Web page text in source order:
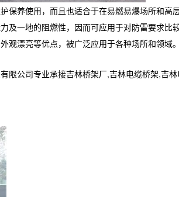
养使用，而且也适合于在易燃易爆场所和
一地的阻燃性，因而可应用于对防雷要求比较
漂亮等优点，被广泛应用于各种场所和领域。
限公司专业承接吉林桥架厂,吉林电缆桥架,吉